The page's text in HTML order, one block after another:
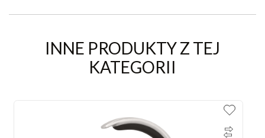
INNE PRODUKTY Z TEJ
KATEGORII